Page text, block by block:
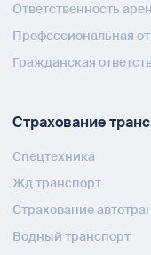
Ответственность
Профессиональная
Гражданская
Страхование
Спецтехника
Жд транспорт
Страхование
Водный транспорт